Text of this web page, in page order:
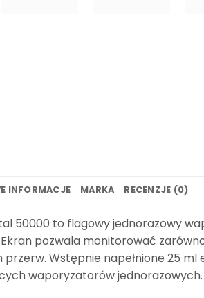
INFORMACJE MARKA RECENZJE (0)
50000 to flagowy jednorazowy
pozwala monitorować
Wstępnie napełnione 25
waporyzatorów jednorazowych.